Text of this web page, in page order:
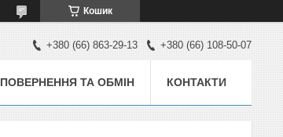
Кошик
+380 (66) 863-29-13 +380 (66) 108-50-07
ПОВЕРНЕННЯ ТА ОБМІН КОНТАКТИ